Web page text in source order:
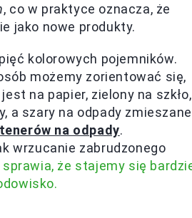
, co w praktyce oznacza, że
jako nowe produkty.
kolorowych pojemników.
możemy zorientować się,
na papier, zielony na szkło,
a szary na odpady
na odpady.
wrzucanie zabrudzonego
że stajemy się